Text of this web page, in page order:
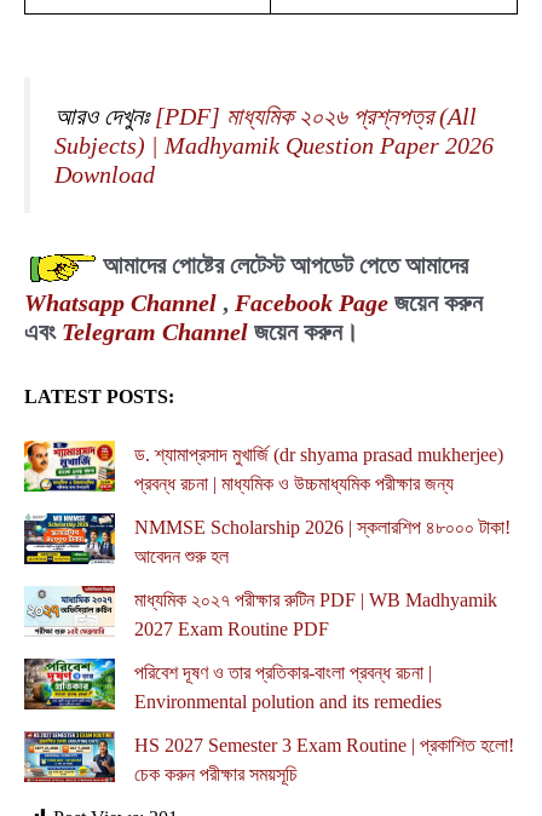
আরও দেখুনঃ [PDF] মাধ্যমিক ২০২৬ প্রশ্নপত্র (All
Subjects) | Madhyamik Question Paper 2026
Download
আমাদের পোষ্টের লেটেস্ট আপডেট পেতে আমাদের
Whatsapp Channel , Facebook Page জয়েন করুন
এবং Telegram Channel জয়েন করুন।
LATEST POSTS:
ড. শ্যামাপ্রসাদ মুখার্জি (dr shyama prasad mukherjee)
প্রবন্ধ রচনা | মাধ্যমিক ও উচ্চমাধ্যমিক পরীক্ষার জন্য
NMMSE Scholarship 2026 | স্কলারশিপ ৪৮০০০ টাকা!
আবেদন শুরু হল
মাধ্যমিক ২০২৭ পরীক্ষার রুটিন PDF | WB Madhyamik
2027 Exam Routine PDF
পরিবেশ দূষণ ও তার প্রতিকার-বাংলা প্রবন্ধ রচনা |
Environmental polution and its remedies
HS 2027 Semester 3 Exam Routine | প্রকাশিত হলো!
চেক করুন পরীক্ষার সময়সূচি